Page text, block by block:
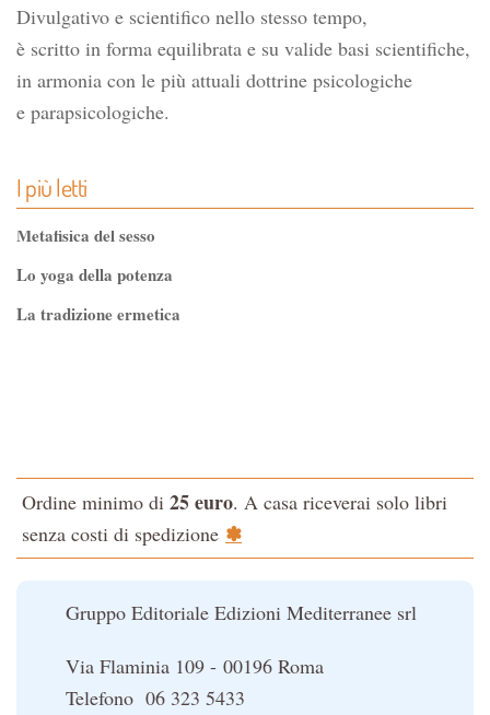
Divulgativo e scientifico nello stesso tempo,
è scritto in forma equilibrata e su valide basi scientifiche,
in armonia con le più attuali dottrine psicologiche
e parapsicologiche.
I più letti
Metafisica del sesso
Lo yoga della potenza
La tradizione ermetica
La Cabala
Il potere del serpente
Ordine minimo di 25 euro. A casa riceverai solo libri
senza costi di spedizione ✽
Gruppo Editoriale Edizioni Mediterranee srl
Via Flaminia 109 - 00196 Roma
Telefono 06 323 5433